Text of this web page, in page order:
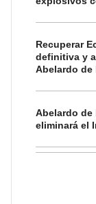
Recuperar
definitiva y
Abelardo de
Abelardo de
eliminará el